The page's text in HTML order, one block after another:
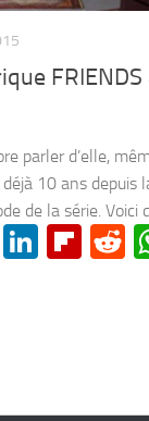
FRIENDS
parler d’elle,
10 ans depuis
de la série. Voici
Tumblr